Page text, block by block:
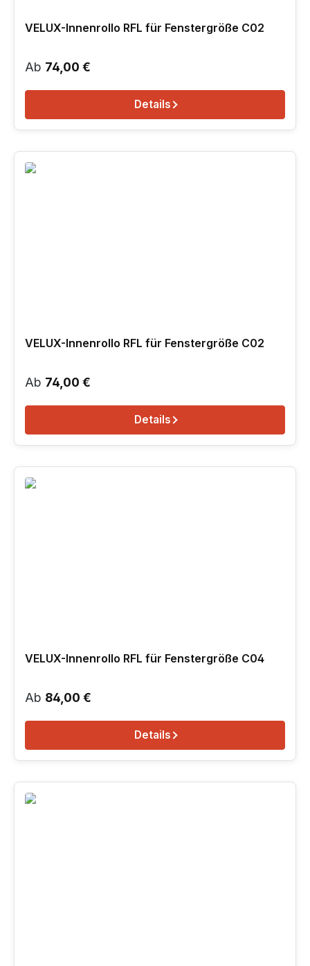
VELUX-Innenrollo RFL für Fenstergröße C02
Regulärer Preis:
Ab 74,00 €
Details
VELUX-Innenrollo RFL für Fenstergröße C02
Regulärer Preis:
Ab 74,00 €
Details
VELUX-Innenrollo RFL für Fenstergröße C04
Regulärer Preis:
Ab 84,00 €
Details